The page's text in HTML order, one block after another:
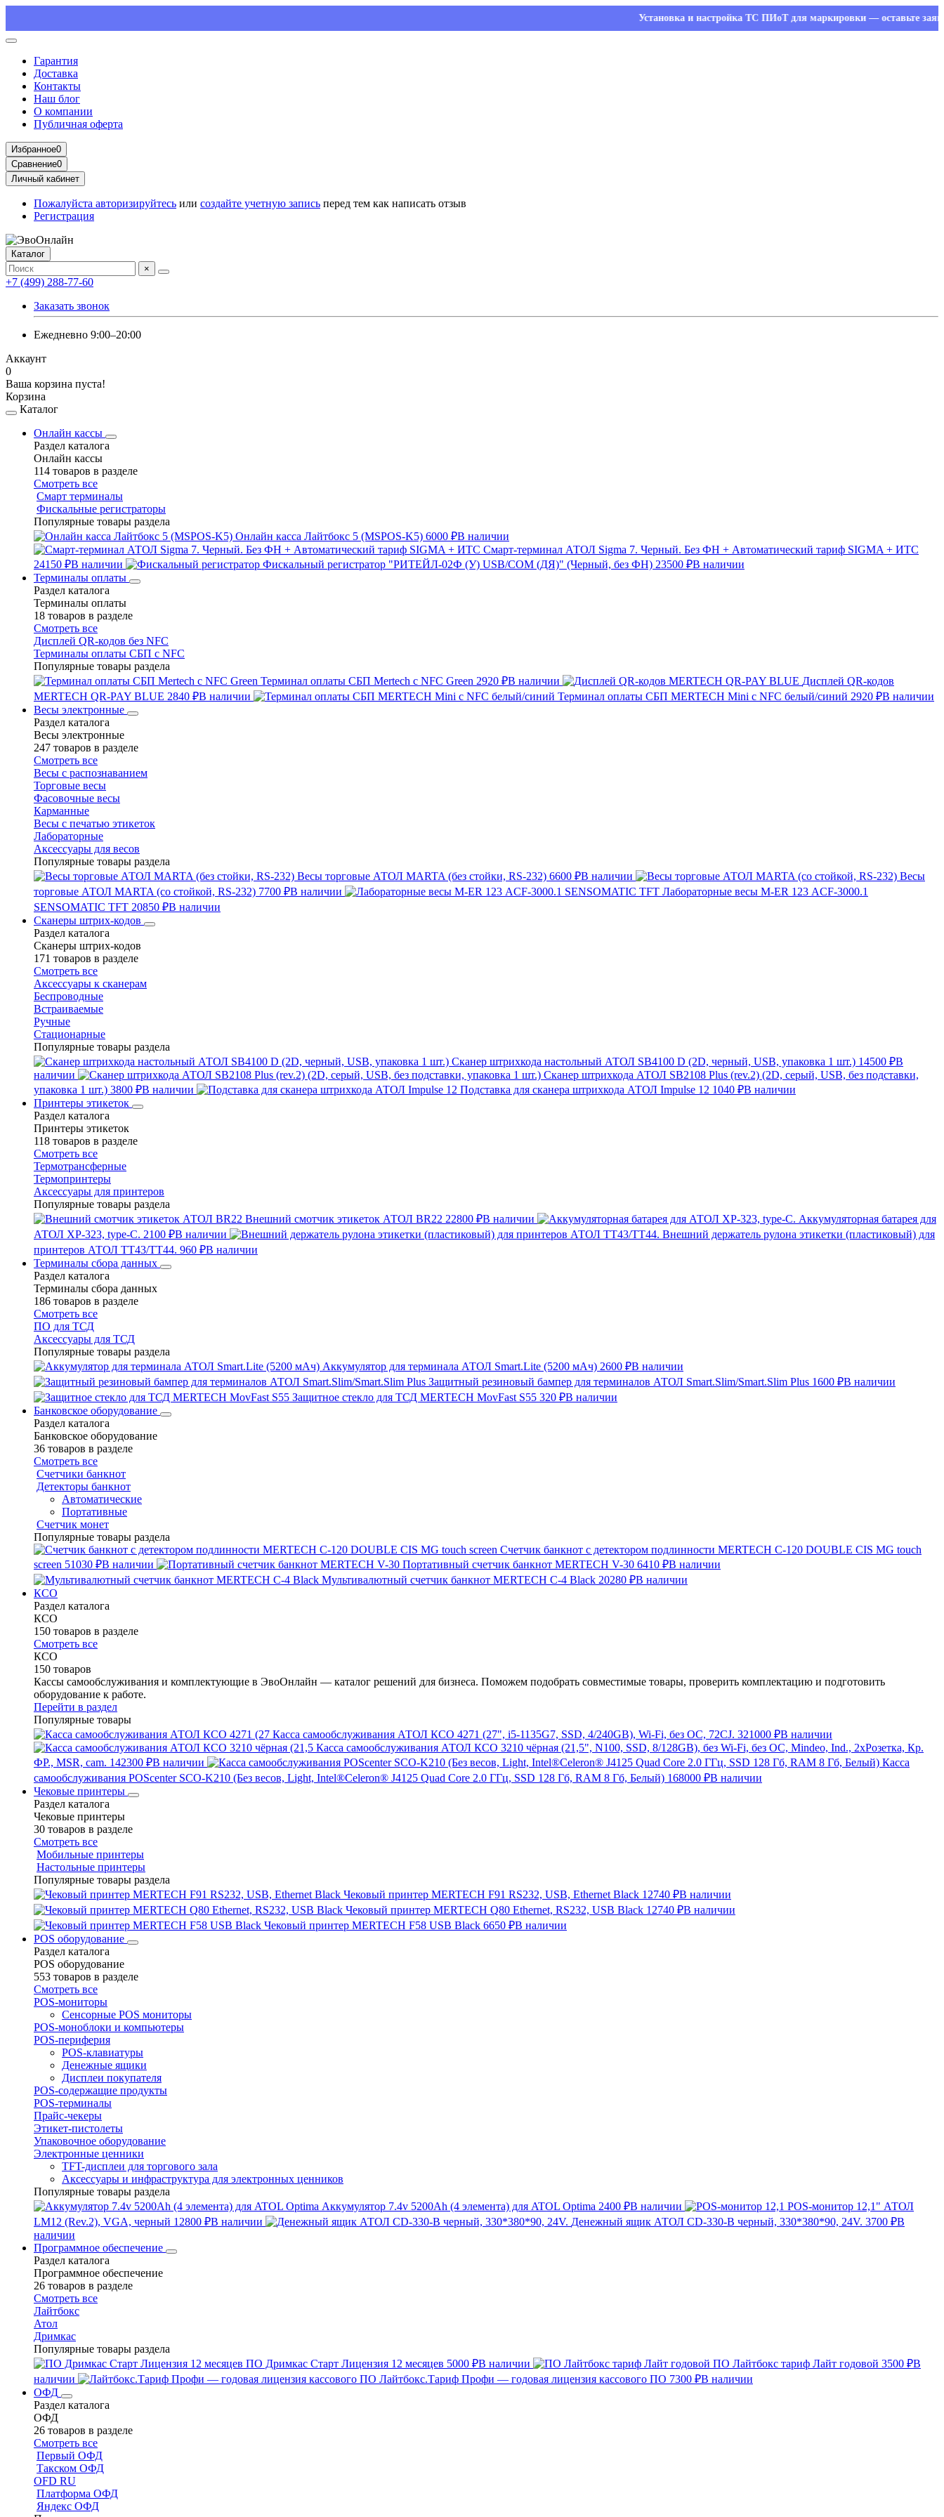
Установка и настройка ТС ПИоТ для маркировки — оставьте заявку и
Гарантия
Доставка
Контакты
Наш блог
О компании
Публичная оферта
Избранное0
Сравнение0
Личный кабинет
Пожалуйста авторизируйтесь или создайте учетную запись перед тем как написать отзыв
Регистрация
Каталог
×
+7 (499) 288-77-60
Заказать звонок
Ежедневно 9:00–20:00
Аккаунт
0
Ваша корзина пуста!
Корзина
Каталог
Онлайн кассы
Раздел каталога
Онлайн кассы
114 товаров в разделе
Смотреть все
Смарт терминалы
Фискальные регистраторы
Популярные товары раздела
Онлайн касса Лайтбокс 5 (MSPOS-K5) 6000 ₽В наличии
Смарт-терминал АТОЛ Sigma 7. Черный. Без ФН + Автоматический тариф SIGMA + ИТС
24150 ₽В наличии Фискальный регистратор "РИТЕЙЛ-02Ф (У) USB/COM (ДЯ)" (Черный, без ФН) 23500 ₽В наличии
Терминалы оплаты
Раздел каталога
Терминалы оплаты
18 товаров в разделе
Смотреть все
Дисплей QR-кодов без NFC
Терминалы оплаты СБП с NFC
Популярные товары раздела
Терминал оплаты СБП Mertech с NFC Green 2920 ₽В наличии
Дисплей QR-кодов
MERTECH QR-PAY BLUE 2840 ₽В наличии Терминал оплаты СБП MERTECH Mini с NFC белый/синий 2920 ₽В наличии
Весы электронные
Раздел каталога
Весы электронные
247 товаров в разделе
Смотреть все
Весы с распознаванием
Торговые весы
Фасовочные весы
Карманные
Весы с печатью этикеток
Лабораторные
Аксессуары для весов
Популярные товары раздела
Весы торговые АТОЛ MARTA (без стойки, RS-232) 6600 ₽В наличии
Весы
торговые АТОЛ MARTA (со стойкой, RS-232) 7700 ₽В наличии
Лабораторные весы M-ER 123 АCF-3000.1
SENSOMATIC TFT 20850 ₽В наличии
Сканеры штрих-кодов
Раздел каталога
Сканеры штрих-кодов
171 товаров в разделе
Смотреть все
Аксессуары к сканерам
Беспроводные
Встраиваемые
Ручные
Стационарные
Популярные товары раздела
Сканер штрихкода настольный АТОЛ SB4100 D (2D, черный, USB, упаковка 1 шт.) 14500 ₽В
наличии
Сканер штрихкода АТОЛ SB2108 Plus (rev.2) (2D, серый, USB, без подставки,
упаковка 1 шт.) 3800 ₽В наличии Подставка для сканера штрихкода АТОЛ Impulse 12 1040 ₽В наличии
Принтеры этикеток
Раздел каталога
Принтеры этикеток
118 товаров в разделе
Смотреть все
Термотрансферные
Термопринтеры
Аксессуары для принтеров
Популярные товары раздела
Внешний смотчик этикеток АТОЛ BR22 22800 ₽В наличии
Аккумуляторная батарея для
АТОЛ XP-323, type-C. 2100 ₽В наличии
Внешний держатель рулона этикетки (пластиковый) для
принтеров АТОЛ TT43/TT44. 960 ₽В наличии
Терминалы сбора данных
Раздел каталога
Терминалы сбора данных
186 товаров в разделе
Смотреть все
ПО для ТСД
Аксессуары для ТСД
Популярные товары раздела
Аккумулятор для терминала АТОЛ Smart.Lite (5200 мАч) 2600 ₽В наличии
Защитный резиновый бампер для терминалов АТОЛ Smart.Slim/Smart.Slim Plus 1600 ₽В наличии
Защитное стекло для ТСД MERTECH MovFast S55 320 ₽В наличии
Банковское оборудование
Раздел каталога
Банковское оборудование
36 товаров в разделе
Смотреть все
Счетчики банкнот
Детекторы банкнот
Автоматические
Портативные
Счетчик монет
Популярные товары раздела
Счетчик банкнот с детектором подлинности MERTECH C-120 DOUBLE CIS MG touch
screen 51030 ₽В наличии Портативный счетчик банкнот MERTECH V-30 6410 ₽В наличии
Мультивалютный счетчик банкнот MERTECH C-4 Black 20280 ₽В наличии
КСО
Раздел каталога
КСО
150 товаров в разделе
Смотреть все
КСО
150 товаров
Кассы самообслуживания и комплектующие в ЭвоОнлайн — каталог решений для бизнеса. Поможем подобрать совместимые товары, проверить комплектацию и подготовить
оборудование к работе.
Перейти в раздел
Популярные товары
Касса самообслуживания АТОЛ КСО 4271 (27", i5-1135G7, SSD, 4/240GB), Wi-Fi, без ОС, 72CJ. 321000 ₽В наличии
Касса самообслуживания АТОЛ КСО 3210 чёрная (21,5", N100, SSD, 8/128GB), без Wi-Fi, без ОС, Mindeo, Ind., 2хРозетка, Кр.
ФР., MSR, cam. 142300 ₽В наличии
Касса
самообслуживания POScenter SCO-K210 (Без весов, Light, Intel®Celeron® J4125 Quad Core 2.0 ГГц, SSD 128 Гб, RAM 8 Гб, Белый) 168000 ₽В наличии
Чековые принтеры
Раздел каталога
Чековые принтеры
30 товаров в разделе
Смотреть все
Мобильные принтеры
Настольные принтеры
Популярные товары раздела
Чековый принтер MERTECH F91 RS232, USB, Ethernet Black 12740 ₽В наличии
Чековый принтер MERTECH Q80 Ethernet, RS232, USB Black 12740 ₽В наличии
Чековый принтер MERTECH F58 USB Black 6650 ₽В наличии
POS оборудование
Раздел каталога
POS оборудование
553 товаров в разделе
Смотреть все
POS-мониторы
Сенсорные POS мониторы
POS-моноблоки и компьютеры
POS-периферия
POS-клавиатуры
Денежные ящики
Дисплеи покупателя
POS-содержащие продукты
POS-терминалы
Прайс-чекеры
Этикет-пистолеты
Упаковочное оборудование
Электронные ценники
TFT-дисплеи для торгового зала
Аксессуары и инфраструктура для электронных ценников
Популярные товары раздела
Аккумулятор 7.4v 5200Ah (4 элемента) для ATOL Optima 2400 ₽В наличии
POS-монитор 12,1" АТОЛ
LM12 (Rev.2), VGA, черный 12800 ₽В наличии Денежный ящик АТОЛ CD-330-B черный, 330*380*90, 24V. 3700 ₽В
наличии
Программное обеспечение
Раздел каталога
Программное обеспечение
26 товаров в разделе
Смотреть все
Лайтбокс
Атол
Дримкас
Популярные товары раздела
ПО Дримкас Старт Лицензия 12 месяцев 5000 ₽В наличии ПО Лайтбокс тариф Лайт годовой 3500 ₽В
наличии
Лайтбокс.Тариф Профи — годовая лицензия кассового ПО 7300 ₽В наличии
ОФД
Раздел каталога
ОФД
26 товаров в разделе
Смотреть все
Первый ОФД
Такском ОФД
OFD RU
Платформа ОФД
Яндекс ОФД